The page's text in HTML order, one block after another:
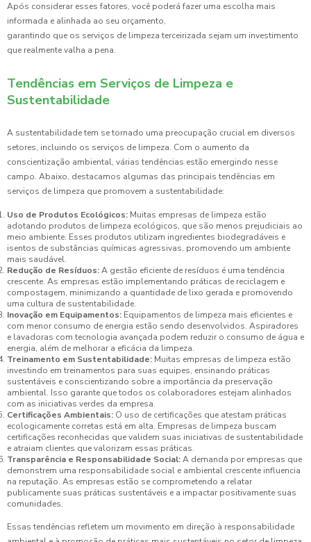
Após considerar esses fatores, você poderá fazer uma escolha mais
informada e alinhada ao seu orçamento,
garantindo que os serviços de limpeza terceirizada sejam um investimento
que realmente valha a pena.
Tendências em Serviços de Limpeza e
Sustentabilidade
A sustentabilidade tem se tornado uma preocupação crucial em diversos
setores, incluindo os serviços de limpeza. Com o aumento da
conscientização ambiental, várias tendências estão emergindo nesse
campo. Abaixo, destacamos algumas das principais tendências em
serviços de limpeza que promovem a sustentabilidade:
Uso de Produtos Ecológicos: Muitas empresas de limpeza estão
adotando produtos de limpeza ecológicos, que são menos prejudiciais ao
meio ambiente. Esses produtos utilizam ingredientes biodegradáveis e
isentos de substâncias químicas agressivas, promovendo um ambiente
mais saudável.
Redução de Resíduos:A gestão eficiente de resíduos é uma tendência
crescente. As empresas estão implementando práticas de reciclagem e
compostagem, minimizando a quantidade de lixo gerada e promovendo
uma cultura de sustentabilidade.
Inovação em Equipamentos: Equipamentos de limpeza mais eficientes e
com menor consumo de energia estão sendo desenvolvidos. Aspiradores
e lavadoras com tecnologia avançada podem reduzir o consumo de água e
energia, além de melhorar a eficácia da limpeza.
Treinamento em Sustentabilidade: Muitas empresas de limpeza estão
investindo em treinamentos para suas equipes, ensinando práticas
sustentáveis e conscientizando sobre a importância da preservação
ambiental. Isso garante que todos os colaboradores estejam alinhados
com as iniciativas verdes da empresa.
Certificações Ambientais: O uso de certificações que atestam práticas
ecologicamente corretas está em alta. Empresas de limpeza buscam
certificações reconhecidas que validem suas iniciativas de sustentabilidade
e atraiam clientes que valorizam essas práticas.
Transparência e Responsabilidade Social:A demanda por empresas que
demonstrem uma responsabilidade social e ambiental crescente influencia
na reputação. As empresas estão se comprometendo a relatar
publicamente suas práticas sustentáveis e a impactar positivamente suas
comunidades.
Essas tendências refletem um movimento em direção à responsabilidade